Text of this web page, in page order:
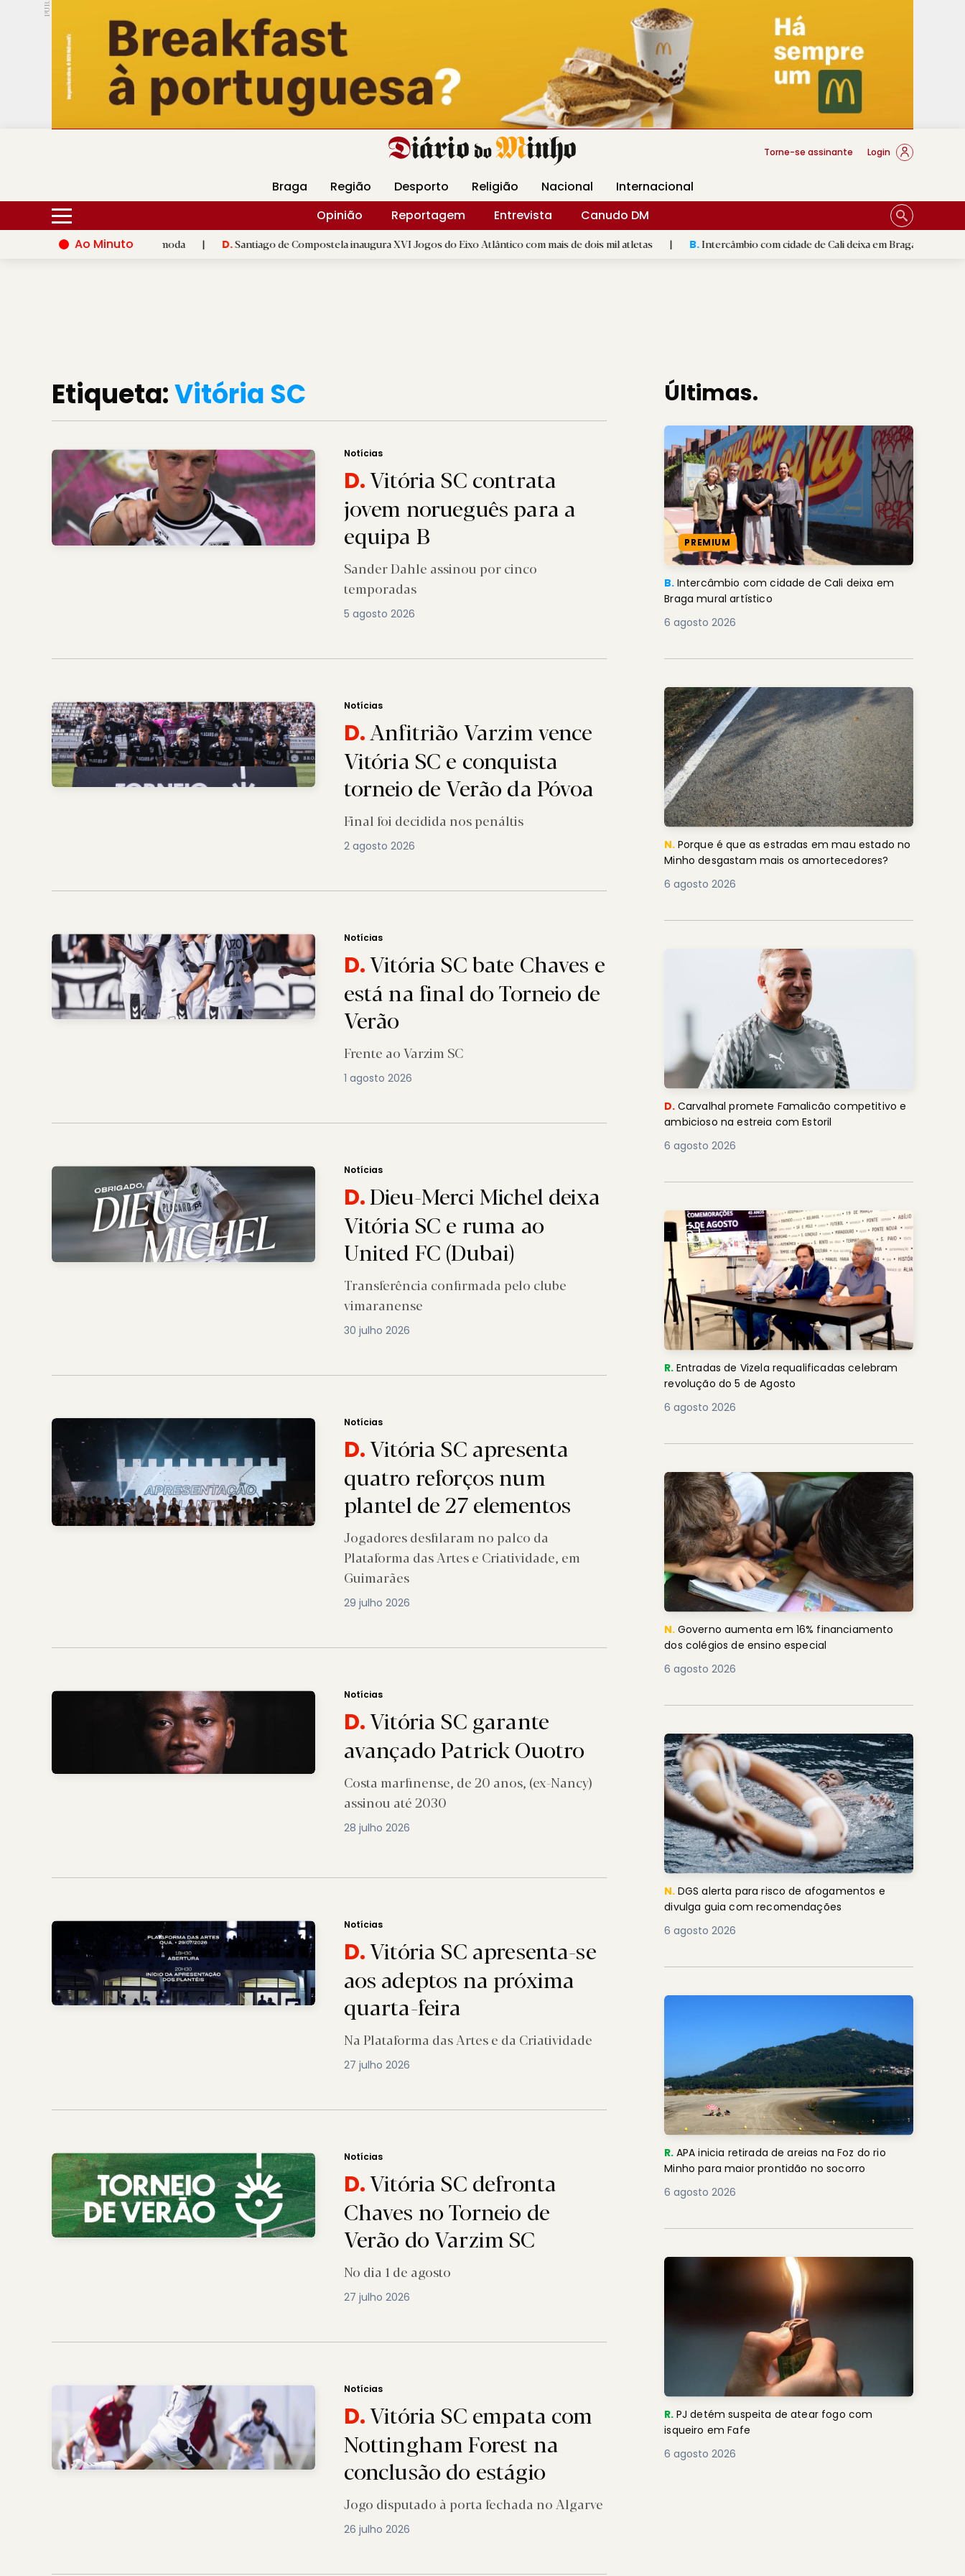
PUB.
Hoje 16ºC 26ºC DMtv Revista Minha Gráfica DM Livraria DM Arquidiocese Braga
Torne-se assinante Login
Braga Região Desporto Religião Nacional
Internacional
Opinião
Reportagem Entrevista
Canudo DM
Ao Minuto
do mundo da moda | Santiago de Compostela inaugura XVI Jogos do Eixo Atlântico com mais de dois mil atletas | B.Intercâmbio com cidade de Cali deixa em Braga mural artístico
Etiqueta:Vitória SC
Notícias
D.Vitória SC contrata
jovem norueguês para a
equipa B
Sander Dahle assinou por cinco
temporadas
5 agosto 2026
Notícias
D.Anfitrião Varzim vence
Vitória SC e conquista
torneio de Verão da Póvoa
Final foi decidida nos penáltis
2 agosto 2026
Notícias
D.Vitória SC bate Chaves e
está na final do Torneio de
Verão
Frente ao Varzim SC
1 agosto 2026
Notícias
D.Dieu-Merci Michel deixa
Vitória SC e ruma ao
United FC (Dubai)
Transferência confirmada pelo clube
vimaranense
30 julho 2026
Notícias
D.Vitória SC apresenta
quatro reforços num
plantel de 27 elementos
Jogadores desfilaram no palco da
Plataforma das Artes e Criatividade, em
Guimarães
29 julho 2026
Notícias
D.Vitória SC garante
avançado Patrick Ouotro
Costa marfinense, de 20 anos, (ex-Nancy)
assinou até 2030
28 julho 2026
Notícias
D.Vitória SC apresenta-se
aos adeptos na próxima
quarta-feira
Na Plataforma das Artes e da Criatividade
27 julho 2026
Notícias
D.Vitória SC defronta
Chaves no Torneio de
Verão do Varzim SC
No dia 1 de agosto
27 julho 2026
Notícias
D.Vitória SC empata com
Nottingham Forest na
conclusão do estágio
Jogo disputado à porta fechada no Algarve
26 julho 2026
Últimas.
PREMIUM
B. Intercâmbio com cidade de Cali deixa em
Braga mural artístico
6 agosto 2026
N. Porque é que as estradas em mau estado no
Minho desgastam mais os amortecedores?
6 agosto 2026
D. Carvalhal promete Famalicão competitivo e
ambicioso na estreia com Estoril
6 agosto 2026
R. Entradas de Vizela requalificadas celebram
revolução do 5 de Agosto
6 agosto 2026
N. Governo aumenta em 16% financiamento
dos colégios de ensino especial
6 agosto 2026
N. DGS alerta para risco de afogamentos e
divulga guia com recomendações
6 agosto 2026
R. APA inicia retirada de areias na Foz do rio
Minho para maior prontidão no socorro
6 agosto 2026
R. PJ detém suspeita de atear fogo com
isqueiro em Fafe
6 agosto 2026